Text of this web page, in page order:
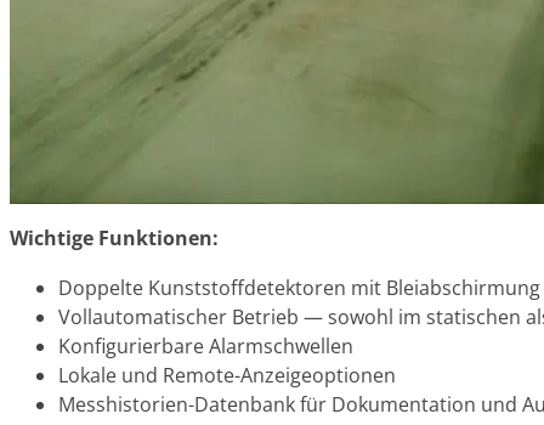
Wichtige Funktionen:
Doppelte Kunststoffdetektoren mit
Vollautomatischer Betrieb — sowohl im statischen
Konfigurierbare Alarmschwellen
Lokale und Remote-Anzeigeoptionen
Messhistorien-Datenbank für Dokumentation und